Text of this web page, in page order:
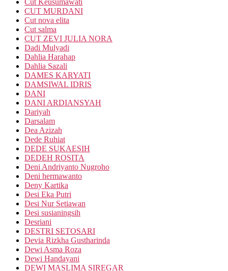
Cut Keusumawati
CUT MURDANI
Cut nova elita
Cut salma
CUT ZEVI JULIA NORA
Dadi Mulyadi
Dahlia Harahap
Dahlia Sazali
DAMES KARYATI
DAMSIWAL IDRIS
DANI
DANI ARDIANSYAH
Dariyah
Darsalam
Dea Azizah
Dede Ruhiat
DEDE SUKAESIH
DEDEH ROSITA
Deni Andriyanto Nugroho
Deni hermawanto
Deny Kartika
Desi Eka Putri
Desi Nur Setiawan
Desi susianingsih
Desriani
DESTRI SETOSARI
Devia Rizkha Gustharinda
Dewi Asma Roza
Dewi Handayani
DEWI MASLIMA SIREGAR